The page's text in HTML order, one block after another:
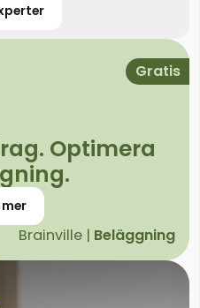
Gratis
Optimera
mer
Brainville | Beläggning